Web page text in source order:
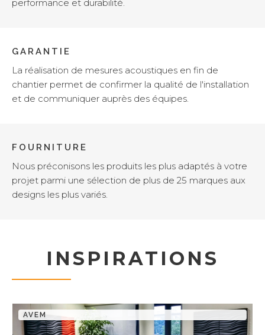
FOURNITURE
Nous préconisons les produits les plus adaptés à votre
projet parmi une sélection de plus de 25 marques aux
designs les plus variés.
GARANTIE
La réalisation de mesures acoustiques en fin de
chantier permet de confirmer la qualité de l'installation
et de communiquer auprès des équipes.
performance et durabilité.
INSPIRATIONS
AVEM